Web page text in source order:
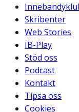
Skribenter
Web Stories
IB-Play
Stöd oss
Podcast
Kontakt
Tipsa oss
Cookies